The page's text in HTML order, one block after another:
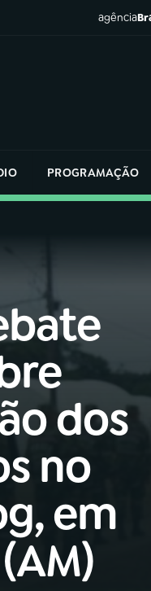
agência
PROGRAMAÇÃO
Buscar
dos
no
em